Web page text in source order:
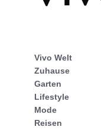
Vivo Welt
Zuhause
Garten
Lifestyle
Mode
Reisen